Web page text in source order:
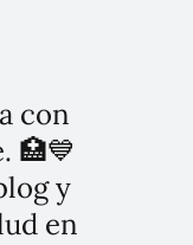
con
🏥💙
y
en